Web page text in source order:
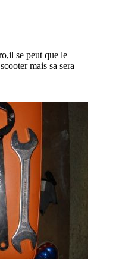
se peut que le
mais sa sera